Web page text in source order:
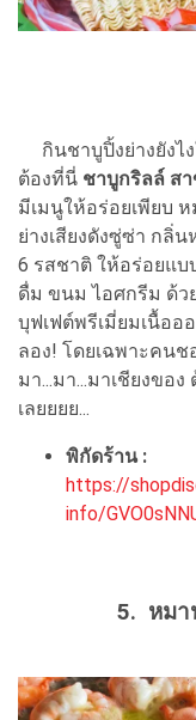
กินชาบูปิ้งย่างยังไง
ต้องที่นี่ ชาบูกริลล์ สา
มีเมนูให้อร่อยเพียบ
ย่างเสียงดังซู่ซ่า กลิ่
6 รสชาติ ให้อร่อยแบ
ดื่ม ขนม ไอศกรีม ด้ว
บุฟเฟต์พรีเมี่ยมเนื้ออ
ลอง! โดยเฉพาะคนช
มา...มา...มาเชียงขอ
เลยยยย...
พิกัดร้าน :
https://
info/
5. หมา